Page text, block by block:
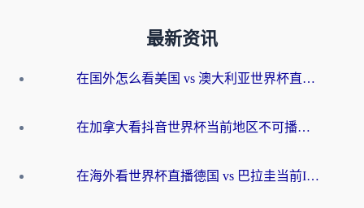
最新资讯
在国外怎么看美国 vs 澳大利亚世界杯直播？海外党必藏的中文解说观赛指南
在加拿大看抖音世界杯当前地区不可播放？海外党体育观赛终极指南
在海外看世界杯直播德国 vs 巴拉圭当前IP受限制？这篇指南帮你轻松解决地区限制